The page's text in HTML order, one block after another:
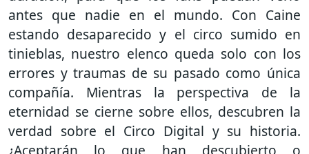
antes que nadie en el mundo. Con Caine
estando desaparecido y el circo sumido en
tinieblas, nuestro elenco queda solo con los
errores y traumas de su pasado como única
compañía. Mientras la perspectiva de la
eternidad se cierne sobre ellos, descubren la
verdad sobre el Circo Digital y su historia.
¿Aceptarán lo que han descubierto o